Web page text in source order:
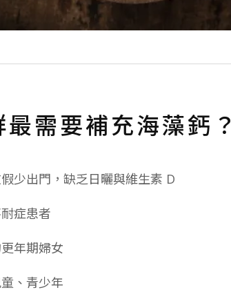
需要補充海藻鈣？
少出門，缺乏日曬與維生素 D
症患者
年期婦女
、青少年